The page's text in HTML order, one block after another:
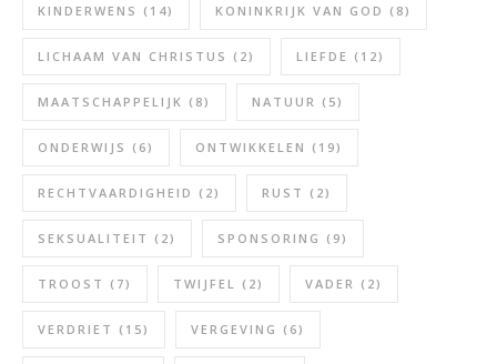
KINDERWENS (14) KONINKRIJK VAN GOD (8)
LICHAAM VAN CHRISTUS (2) LIEFDE (12)
MAATSCHAPPELIJK (8) NATUUR (5)
ONDERWIJS (6) ONTWIKKELEN (19)
RECHTVAARDIGHEID (2) RUST (2)
SEKSUALITEIT (2) SPONSORING (9)
TROOST (7) TWIJFEL (2) VADER (2)
VERDRIET (15) VERGEVING (6)